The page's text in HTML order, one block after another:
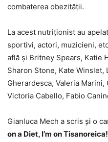
combaterea obezității.
La acest nutriționist au
sportivi, actori, muzicieni,
află și Britney Spears, Katie
Sharon Stone, Kate Winslet,
Gherardesca, Valeria
Victoria Cabello, Fabio
Gianluca Mech a scris și o
on a Diet, I’m on Tisanoreica!